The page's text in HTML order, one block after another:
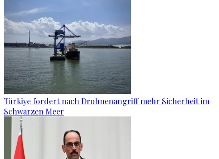
Türkiye fordert nach Drohnenangriff mehr Sicherheit im
Schwarzen Meer